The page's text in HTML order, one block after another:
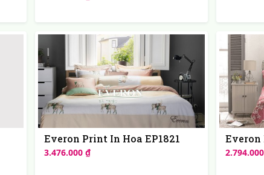
Everon Print In Hoa EP1821
3.476.000 ₫
Everon